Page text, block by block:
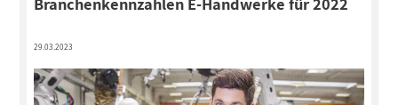
29.03.2023